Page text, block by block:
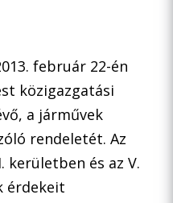
február 22-én
közigazgatási
a járművek
rendeletét. Az
kerületben és az V.
érdekeit